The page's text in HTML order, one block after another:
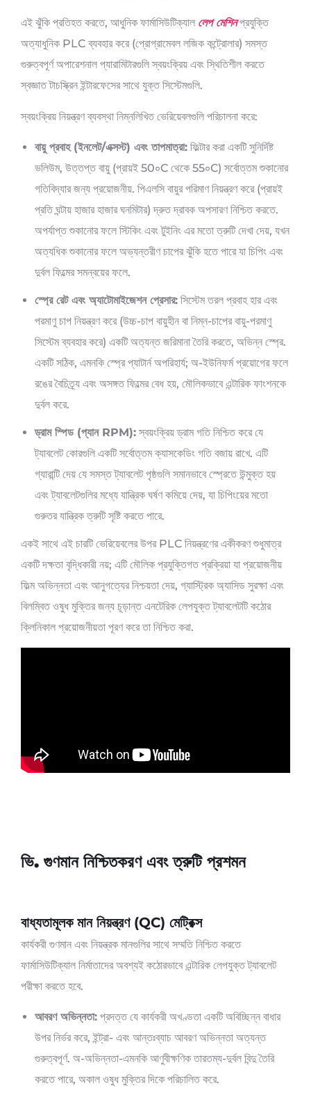
এই ঝুঁকি প্রতিহত করতে, আধুনিক ফার্মাসিউটিক্যাল লেপ মেশিনপ্রযুক্তি
অত্যাধুনিক PLC ব্যবহার করে (প্রোগ্রামেবল লজিক কন্ট্রোলার) সমস্ত
গুরুত্বপূর্ণ অপারেশনাল প্যারামিটারগুলি স্বয়ংক্রিয় এবং স্থিতিশীল করতে
স্বজ্ঞাত টাচস্ক্রিন ইন্টারফেসের সাথে যুক্ত সিস্টেমগুলি.
স্বয়ংক্রিয় নিয়ন্ত্রণ ব্যবস্থা নিম্নলিখিত ভেরিয়েবলগুলি পরিচালনা করে:
বায়ু প্রবাহ (ইনলেট/এক্সস্ট) এবং তাপমাত্রা: ফিল্টার করা একটি সুনির্দিষ্ট
ভলিউম, উত্তপ্ত বায়ু (প্রায়ই 50∘C থেকে 55∘C) সর্বোত্তম শুকানোর
গতিবিদ্যার জন্য প্রয়োজনীয়. পিএলসি বায়ুর পরিমাণ নিয়ন্ত্রণ করে (প্রায়ই
প্রতি ঘন্টায় হাজার হাজার ঘনমিটার) দ্রুত দ্রাবক অপসারণ নিশ্চিত করতে.
অপর্যাপ্ত শুকানোর ফলে স্টিকিং এবং টুইনিং এর মতো ত্রুটি দেখা দেয়, যখন
অত্যধিক শুকানোর ফলে অভ্যন্তরীণ চাপের ঝুঁকি হতে পারে যা চিপিং এবং
দুর্বল ফিল্মের সমন্বয়ের ফলে.
স্প্রে রেট এবং অ্যাটোমাইজেশন প্রেসার: সিস্টেম তরল প্রবাহ হার এবং
পরমাণু চাপ নিয়ন্ত্রণ করে (উচ্চ-চাপ বায়ুহীন বা নিম্ন-চাপের বায়ু-পরমাণু
সিস্টেম ব্যবহার করে) একটি অত্যন্ত জরিমানা তৈরি করতে, অভিন্ন স্প্রে.
একটি সঠিক, এমনকি স্প্রে প্যাটার্ন অপরিহার্য; অ-ইউনিফর্ম প্রয়োগের ফলে
রঙের বৈচিত্র্য এবং অসঙ্গত ফিল্মের বেধ হয়, মৌলিকভাবে এন্টারিক ফাংশনকে
দুর্বল করে.
ড্রাম স্পিড (প্যান RPM):স্বয়ংক্রিয় ড্রাম গতি নিশ্চিত করে যে
ট্যাবলেট কোরগুলি একটি সর্বোত্তম ক্যাসকেডিং গতি বজায় রাখে. এটি
গ্যারান্টি দেয় যে সমস্ত ট্যাবলেট পৃষ্ঠগুলি সমানভাবে স্প্রেতে উন্মুক্ত হয়
এবং ট্যাবলেটগুলির মধ্যে যান্ত্রিক ঘর্ষণ কমিয়ে দেয়, যা চিপিংয়ের মতো
গুরুতর যান্ত্রিক ত্রুটি সৃষ্টি করতে পারে.
একই সাথে এই চারটি ভেরিয়েবলের উপর PLC নিয়ন্ত্রণের একীকরণ শুধুমাত্র
একটি দক্ষতা বৃদ্ধিকারী নয়; এটি মৌলিক প্রযুক্তিগত প্রক্রিয়া যা প্রয়োজনীয়
ফিল্ম অভিন্নতা এবং আনুগত্যের নিশ্চয়তা দেয়, গ্যাস্ট্রিক অ্যাসিড সুরক্ষা এবং
বিলম্বিত ওষুধ মুক্তির জন্য চূড়ান্ত এনটেরিক লেপযুক্ত ট্যাবলেটটি কঠোর
ক্লিনিকাল প্রয়োজনীয়তা পূরণ করে তা নিশ্চিত করা.
ভি. গুণমান নিশ্চিতকরণ এবং ত্রুটি প্রশমন
বাধ্যতামূলক মান নিয়ন্ত্রণ (QC) মেট্রিক্স
কার্যকরী গুণমান এবং নিয়ন্ত্রক মানগুলির সাথে সম্মতি নিশ্চিত করতে
ফার্মাসিউটিক্যাল নির্মাতাদের অবশ্যই কঠোরভাবে এন্টারিক লেপযুক্ত ট্যাবলেট
পরীক্ষা করতে হবে.
আবরণ অভিন্নতা: প্রদত্ত যে কার্যকরী অখণ্ডতা একটি অবিচ্ছিন্ন বাধার
উপর নির্ভর করে, ইন্ট্রা- এবং আন্তঃব্যাচ আবরণ অভিন্নতা অত্যন্ত
গুরুত্বপূর্ণ. অ-অভিন্নতা-এমনকি আণুবীক্ষণিক তারতম্য-দুর্বল বিন্দু তৈরি
করতে পারে, অকাল ওষুধ মুক্তির দিকে পরিচালিত করে.